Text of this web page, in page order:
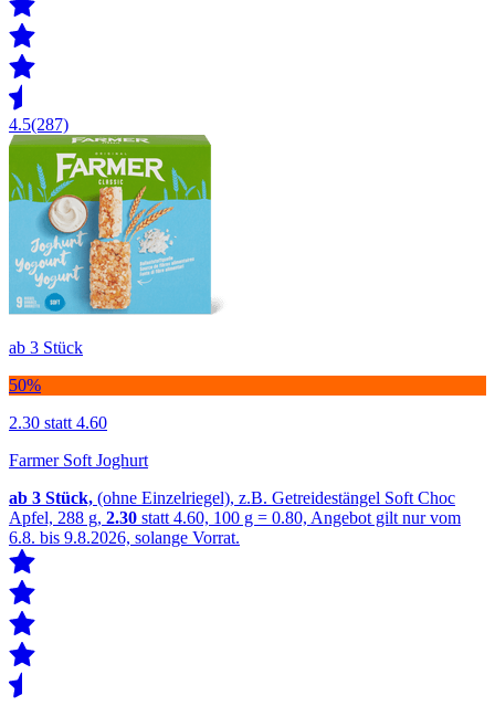
4.5(287)
ab 3 Stück
50%
2.30 statt 4.60
Farmer Soft Joghurt
ab 3 Stück, (ohne Einzelriegel), z.B. Getreidestängel Soft Choc
Apfel, 288 g, 2.30 statt 4.60, 100 g = 0.80, Angebot gilt nur vom
6.8. bis 9.8.2026, solange Vorrat.